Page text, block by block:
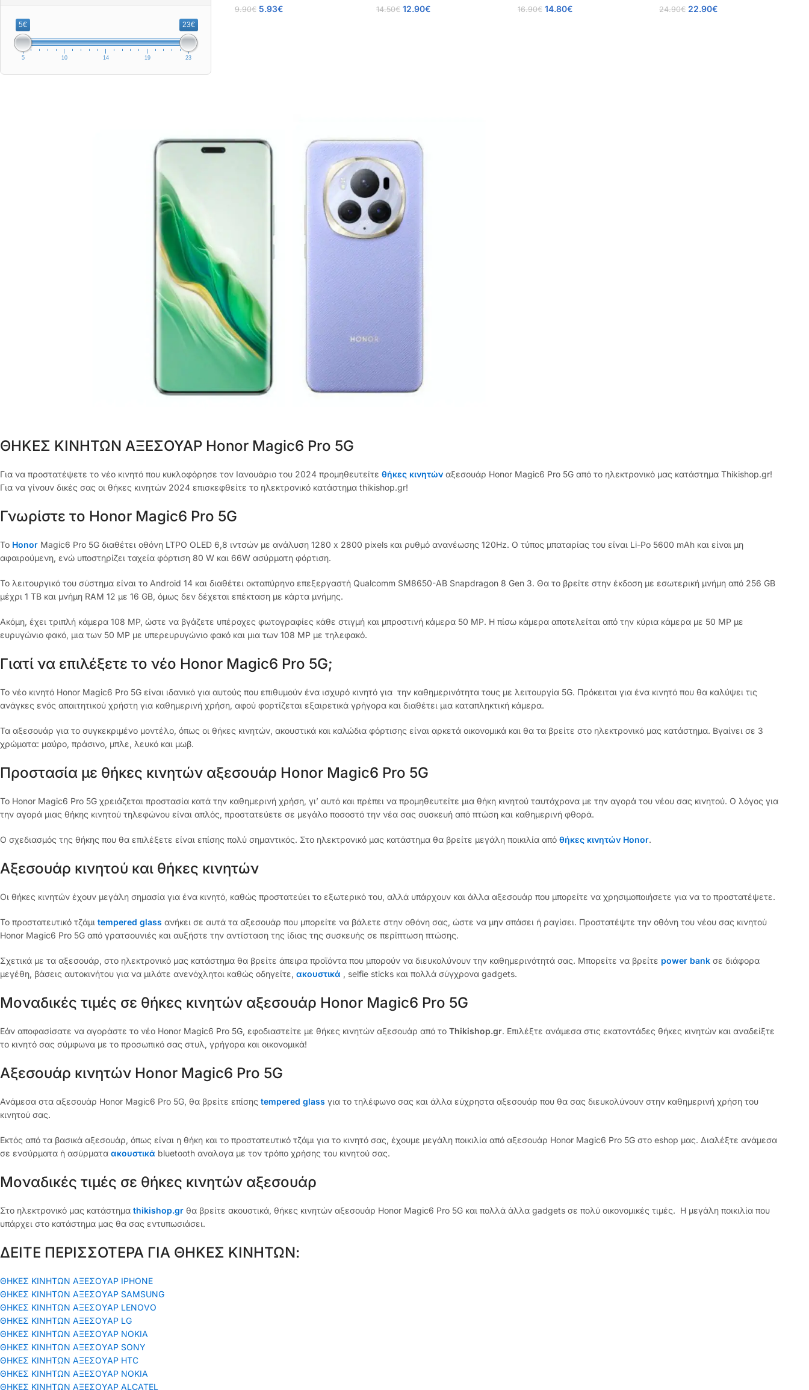
5€ 23€
5 10 14 19 23
9.90€ 5.93€ 14.50€ 12.90€
TPU μαύρο
16.90€ 14.80€
βάση στήριξης από σκλήρό
24.90€ 22.90€
ΘΗΚΕΣ ΚΙΝΗΤΩΝ ΑΞΕΣΟΥΑΡ Honor Magic6 Pro 5G
Για να προστατέψετε το νέο κινητό που κυκλοφόρησε τον Ιανουάριο του 2024 προμηθευτείτε θήκες κινητών αξεσουάρ Honor Magic6 Pro 5G από το ηλεκτρονικό μας κατάστημα Thikishop.gr!
Για να γίνουν δικές σας οι θήκες κινητών 2024 επισκεφθείτε το ηλεκτρονικό κατάστημα thikishop.gr!
Γνωρίστε το Honor Magic6 Pro 5G
Το Honor Magic6 Pro 5G διαθέτει οθόνη LTPO OLED 6,8 ιντσών με ανάλυση 1280 x 2800 pixels και ρυθμό ανανέωσης 120Hz. Ο τύπος μπαταρίας του είναι Li-Po 5600 mAh και είναι μη
αφαιρούμενη, ενώ υποστηρίζει ταχεία φόρτιση 80 W και 66W ασύρματη φόρτιση.
Το λειτουργικό του σύστημα είναι το Android 14 και διαθέτει οκταπύρηνο επεξεργαστή Qualcomm SM8650-AB Snapdragon 8 Gen 3. Θα το βρείτε στην έκδοση με εσωτερική μνήμη από 256 GB
μέχρι 1 ΤΒ και μνήμη RAM 12 με 16 GB, όμως δεν δέχεται επέκταση με κάρτα μνήμης.
Ακόμη, έχει τριπλή κάμερα 108 MP, ώστε να βγάζετε υπέροχες φωτογραφίες κάθε στιγμή και μπροστινή κάμερα 50 MP. Η πίσω κάμερα αποτελείται από την κύρια κάμερα με 50 MP με
ευρυγώνιο φακό, μια των 50 ΜΡ με υπερευρυγώνιο φακό και μια των 108 MP με τηλεφακό.
Γιατί να επιλέξετε το νέο Honor Magic6 Pro 5G;
Το νέο κινητό Honor Magic6 Pro 5G είναι ιδανικό για αυτούς που επιθυμούν ένα ισχυρό κινητό για την καθημερινότητα τους με λειτουργία 5G. Πρόκειται για ένα κινητό που θα καλύψει τις
ανάγκες ενός απαιτητικού χρήστη για καθημερινή χρήση, αφού φορτίζεται εξαιρετικά γρήγορα και διαθέτει μια καταπληκτική κάμερα.
Τα αξεσουάρ για το συγκεκριμένο μοντέλο, όπως οι θήκες κινητών, ακουστικά και καλώδια φόρτισης είναι αρκετά οικονομικά και θα τα βρείτε στο ηλεκτρονικό μας κατάστημα. Βγαίνει σε 3
χρώματα: μαύρο, πράσινο, μπλε, λευκό και μωβ.
Προστασία με θήκες κινητών αξεσουάρ Honor Magic6 Pro 5G
Το Honor Magic6 Pro 5G χρειάζεται προστασία κατά την καθημερινή χρήση, γι’ αυτό και πρέπει να προμηθευτείτε μια θήκη κινητού ταυτόχρονα με την αγορά του νέου σας κινητού. Ο λόγος για
την αγορά μιας θήκης κινητού τηλεφώνου είναι απλός, προστατεύετε σε μεγάλο ποσοστό την νέα σας συσκευή από πτώση και καθημερινή φθορά.
Ο σχεδιασμός της θήκης που θα επιλέξετε είναι επίσης πολύ σημαντικός. Στο ηλεκτρονικό μας κατάστημα θα βρείτε μεγάλη ποικιλία από θήκες κινητών Honor.
Αξεσουάρ κινητού και θήκες κινητών
Οι θήκες κινητών έχουν μεγάλη σημασία για ένα κινητό, καθώς προστατεύει το εξωτερικό του, αλλά υπάρχουν και άλλα αξεσουάρ που μπορείτε να χρησιμοποιήσετε για να το προστατέψετε.
Το προστατευτικό τζάμι tempered glass ανήκει σε αυτά τα αξεσουάρ που μπορείτε να βάλετε στην οθόνη σας, ώστε να μην σπάσει ή ραγίσει. Προστατέψτε την οθόνη του νέου σας κινητού
Honor Magic6 Pro 5G από γρατσουνιές και αυξήστε την αντίσταση της ίδιας της συσκευής σε περίπτωση πτώσης.
Σχετικά με τα αξεσουάρ, στο ηλεκτρονικό μας κατάστημα θα βρείτε άπειρα προϊόντα που μπορούν να διευκολύνουν την καθημερινότητά σας. Μπορείτε να βρείτε power bank σε διάφορα
μεγέθη, βάσεις αυτοκινήτου για να μιλάτε ανενόχλητοι καθώς οδηγείτε, ακουστικά , selfie sticks και πολλά σύγχρονα gadgets.
Μοναδικές τιμές σε θήκες κινητών αξεσουάρ Honor Magic6 Pro 5G
Εάν αποφασίσατε να αγοράστε το νέο Honor Magic6 Pro 5G, εφοδιαστείτε με θήκες κινητών αξεσουάρ από το Thikishop.gr. Επιλέξτε ανάμεσα στις εκατοντάδες θήκες κινητών και αναδείξτε
το κινητό σας σύμφωνα με το προσωπικό σας στυλ, γρήγορα και οικονομικά!
Αξεσουάρ κινητών Honor Magic6 Pro 5G
Ανάμεσα στα αξεσουάρ Honor Magic6 Pro 5G, θα βρείτε επίσης tempered glass για το τηλέφωνο σας και άλλα εύχρηστα αξεσουάρ που θα σας διευκολύνουν στην καθημερινή χρήση του
κινητού σας.
Εκτός από τα βασικά αξεσουάρ, όπως είναι η θήκη και το προστατευτικό τζάμι για το κινητό σας, έχουμε μεγάλη ποικιλία από αξεσουάρ Honor Magic6 Pro 5G στο eshop μας. Διαλέξτε ανάμεσα
σε ενσύρματα ή ασύρματα ακουστικά bluetooth αναλογα με τον τρόπο χρήσης του κινητού σας.
Μοναδικές τιμές σε θήκες κινητών αξεσουάρ
Στο ηλεκτρονικό μας κατάστημα thikishop.gr θα βρείτε ακουστικά, θήκες κινητών αξεσουάρ Honor Magic6 Pro 5G και πολλά άλλα gadgets σε πολύ οικονομικές τιμές. Η μεγάλη ποικιλία που
υπάρχει στο κατάστημα μας θα σας εντυπωσιάσει.
ΔΕΙΤΕ ΠΕΡΙΣΣΟΤΕΡΑ ΓΙΑ ΘΗΚΕΣ ΚΙΝΗΤΩΝ:
ΘΗΚΕΣ ΚΙΝΗΤΩΝ ΑΞΕΣΟΥΑΡ IPHONE
ΘΗΚΕΣ ΚΙΝΗΤΩΝ ΑΞΕΣΟΥΑΡ SAMSUNG
ΘΗΚΕΣ ΚΙΝΗΤΩΝ ΑΞΕΣΟΥΑΡ LENOVO
ΘΗΚΕΣ ΚΙΝΗΤΩΝ ΑΞΕΣΟΥΑΡ LG
ΘΗΚΕΣ ΚΙΝΗΤΩΝ ΑΞΕΣΟΥΑΡ ΝΟΚΙΑ
ΘΗΚΕΣ ΚΙΝΗΤΩΝ ΑΞΕΣΟΥΑΡ SONY
ΘΗΚΕΣ ΚΙΝΗΤΩΝ ΑΞΕΣΟΥΑΡ HTC
ΘΗΚΕΣ ΚΙΝΗΤΩΝ ΑΞΕΣΟΥΑΡ NOKIA
ΘΗΚΕΣ ΚΙΝΗΤΩΝ ΑΞΕΣΟΥΑΡ ALCATEL